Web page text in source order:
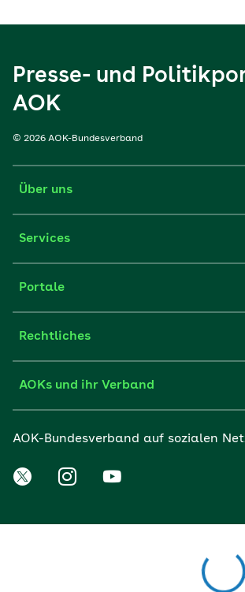
Presse- und
AOK
© 2026 AOK-Bundesverband
Über uns
Services
Portale
Rechtliches
AOKs und ihr Verband
AOK-Bundesverband auf sozialen